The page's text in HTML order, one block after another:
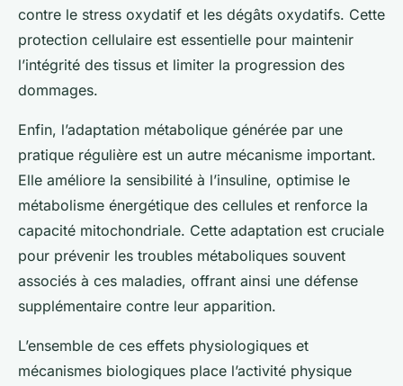
contre le stress oxydatif et les dégâts oxydatifs. Cette
protection cellulaire est essentielle pour maintenir
l’intégrité des tissus et limiter la progression des
dommages.
Enfin, l’adaptation métabolique générée par une
pratique régulière est un autre mécanisme important.
Elle améliore la sensibilité à l’insuline, optimise le
métabolisme énergétique des cellules et renforce la
capacité mitochondriale. Cette adaptation est cruciale
pour prévenir les troubles métaboliques souvent
associés à ces maladies, offrant ainsi une défense
supplémentaire contre leur apparition.
L’ensemble de ces effets physiologiques et
mécanismes biologiques place l’activité physique